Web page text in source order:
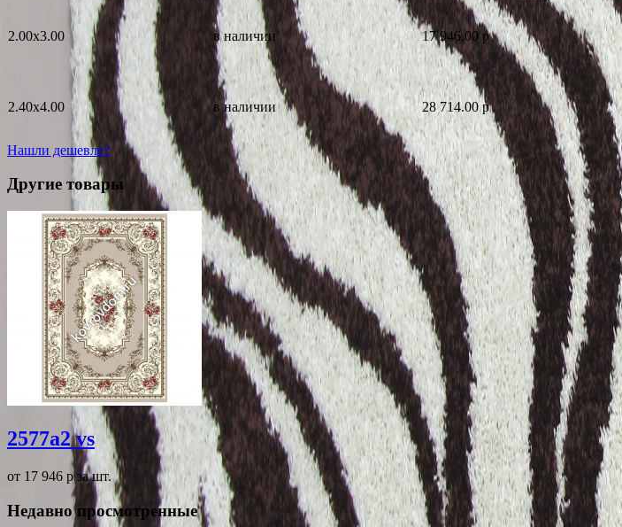
2.00x3.00 в наличии 17 946.00 p
2.40x4.00 в наличии 28 714.00p
Нашли дешевле?
Другие товары
2577a2 vs
от 17 946 pза шт.
Недавно просмотренные